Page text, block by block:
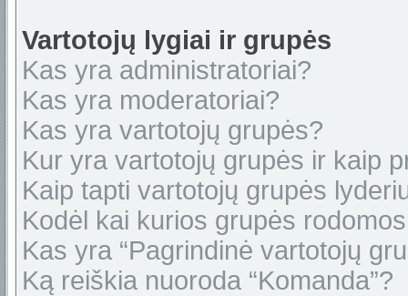
Vartotojų lygiai ir grupės
Kas yra administratoriai?
Kas yra moderatoriai?
Kas yra vartotojų grupės?
Kur yra vartotojų grupės ir kaip
Kaip tapti vartotojų grupės
Kodėl kai kurios grupės
Kas yra “Pagrindinė vartotojų
Ką reiškia nuoroda “Komanda”?